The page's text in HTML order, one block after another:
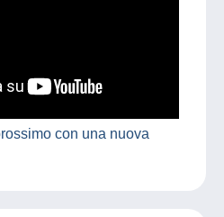
con una nuova